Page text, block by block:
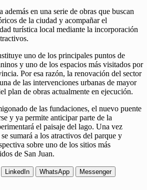
en una serie de obras que buscan
de la ciudad y acompañar el
turística local mediante la incorporación
uno de los principales puntos de
y uno de los espacios más visitados por
Por esa razón, la renovación del sector
de las intervenciones urbanas de mayor
plan de obras actualmente en ejecución.
de las fundaciones, el nuevo puente
y ya permite anticipar parte de la
el paisaje del lago. Una vez
sumará a los atractivos del parque y
sobre uno de los sitios más
de San Juan.
LinkedIn WhatsApp
Messenger